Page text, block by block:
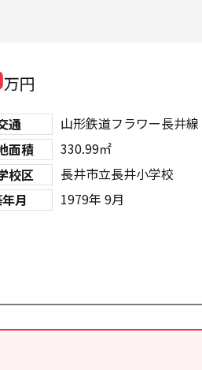
万円
通 山形鉄道フラワー長井線
面積
330.99㎡
校区
長井市立長井小学校
月
1979年 9月